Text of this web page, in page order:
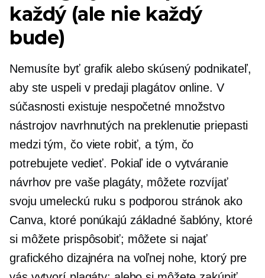
každý (ale nie každý
bude)
Nemusíte byť grafik alebo skúsený podnikateľ,
aby ste uspeli v predaji plagátov online. V
súčasnosti existuje nespočetné množstvo
nástrojov navrhnutých na preklenutie priepasti
medzi tým, čo viete robiť, a tým, čo
potrebujete vedieť. Pokiaľ ide o vytváranie
návrhov pre vaše plagáty, môžete rozvíjať
svoju umeleckú ruku s podporou stránok ako
Canva, ktoré ponúkajú základné šablóny, ktoré
si môžete prispôsobiť; môžete si najať
grafického dizajnéra na voľnej nohe, ktorý pre